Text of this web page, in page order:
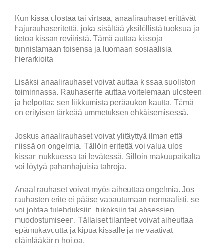
Kun kissa ulostaa tai virtsaa, anaalirauhaset erittävät
hajurauhaseritettä, joka sisältää yksilöllistä tuoksua ja
tietoa kissan reviiristä. Tämä auttaa kissoja
tunnistamaan toisensa ja luomaan sosiaalisia
hierarkioita.
Lisäksi anaalirauhaset voivat auttaa kissaa suoliston
toiminnassa. Rauhaserite auttaa voitelemaan ulosteen
ja helpottaa sen liikkumista peräaukon kautta. Tämä
on erityisen tärkeää ummetuksen ehkäisemisessä.
Joskus anaalirauhaset voivat ylitäyttyä ilman että
niissä on ongelmia. Tällöin eritettä voi valua ulos
kissan nukkuessa tai levätessä. Silloin makuupaikalta
voi löytyä pahanhajuisia tahroja.
Anaalirauhaset voivat myös aiheuttaa ongelmia. Jos
rauhasten erite ei pääse vapautumaan normaalisti, se
voi johtaa tulehduksiin, tukoksiin tai absessien
muodostumiseen. Tällaiset tilanteet voivat aiheuttaa
epämukavuutta ja kipua kissalle ja ne vaativat
eläinlääkärin hoitoa.